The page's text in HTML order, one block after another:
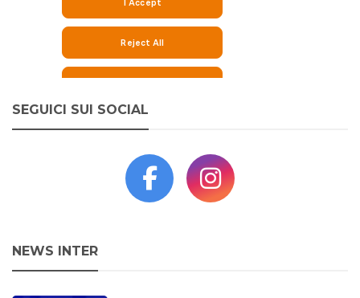
SEGUICI SUI SOCIAL
NEWS INTER